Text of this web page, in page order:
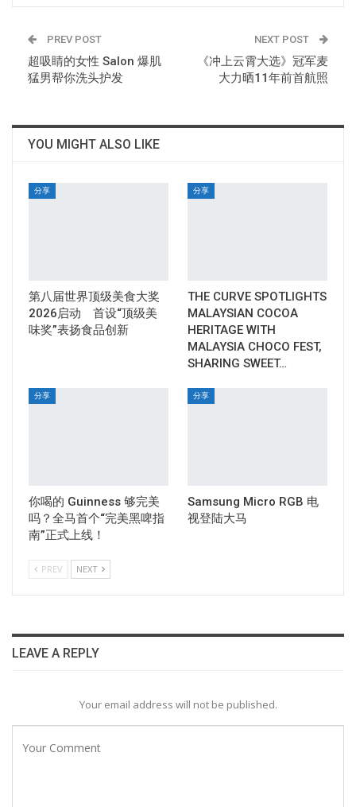
PREV POST
超吸睛的女性 Salon 爆肌
猛男帮你洗头护发
NEXT POST
《冲上云霄大选》冠军麦
大力晒11年前首航照
YOU MIGHT ALSO LIKE
分享
第八届世界顶级美食大奖
2026启动 首设“顶级美
味奖”表扬食品创新
分享
THE CURVE SPOTLIGHTS
MALAYSIAN COCOA
HERITAGE WITH
MALAYSIA CHOCO FEST,
SHARING SWEET…
分享
你喝的 Guinness 够完美
吗？全马首个“完美黑啤指
南”正式上线！
分享
Samsung Micro RGB 电
视登陆大马
PREV NEXT
LEAVE A REPLY
Your email address will not be published.